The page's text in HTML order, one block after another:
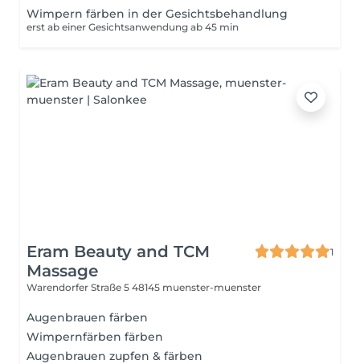
Wimpern färben in der Gesichtsbehandlung
erst ab einer Gesichtsanwendung ab 45 min
Eram Beauty and TCM
Massage
1
Warendorfer Straße 5 48145 muenster-muenster
Augenbrauen färben
Wimpernfärben färben
Augenbrauen zupfen & färben